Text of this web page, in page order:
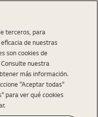
terceros, para
de nuestras
son cookies de
nuestra
más información.
"Aceptar todas"
para ver qué cookies